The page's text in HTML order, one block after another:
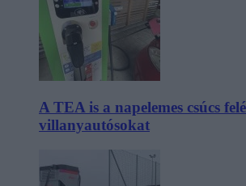
A TEA is a napelemes csúcs
villanyautósokat